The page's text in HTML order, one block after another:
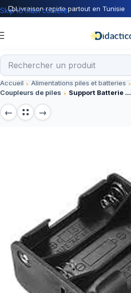
Livraison rapide partout en Tunisie
Skip to main content
Accueil Alimentations piles et batteries
Coupleurs de piles
Support Batterie 6 X AA avec connecteur DC dos à dos